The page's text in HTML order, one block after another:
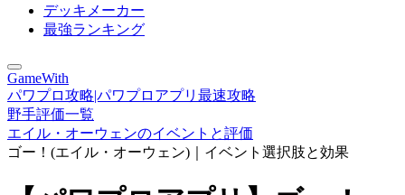
デッキメーカー
最強ランキング
GameWith
パワプロ攻略|パワプロアプリ最速攻略
野手評価一覧
エイル・オーウェンのイベントと評価
ゴー！(エイル・オーウェン)｜イベント選択肢と効果